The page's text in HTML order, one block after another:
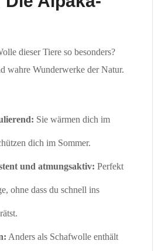
dieser Tiere so besonders?
wahre Wunderwerke der Natur.
Sie wärmen dich im
dich im Sommer.
und atmungsaktiv: Perfekt
ohne dass du schnell ins
Anders als Schafwolle enthält